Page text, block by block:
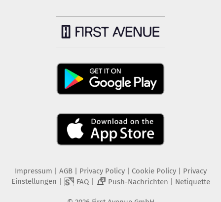
Impressum | AGB | Privacy Policy| Cookie Policy| Privacy
Einstellungen | FAQ| 2 Push-Nachrichten | Netiquette